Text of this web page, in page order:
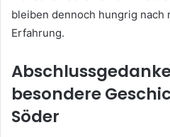
bleiben dennoch hungrig nach
Erfahrung.
besondere
Söder